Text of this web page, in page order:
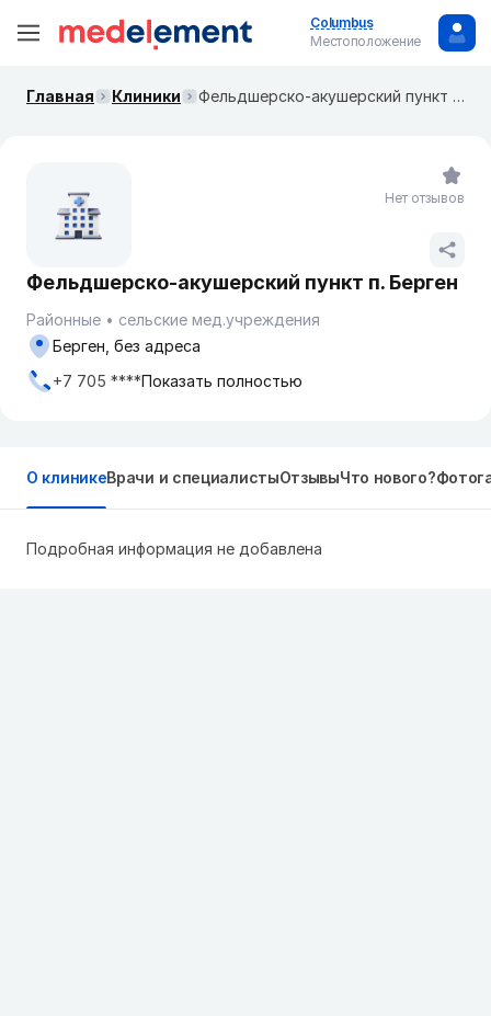
Columbus
Местоположение
Главная Клиники Фельдшерско-акушерский пункт п. Берген
Фельдшерско-акушерский пункт п. Берген
Районные
сельские мед.учреждения
Берген, без адреса
+7 705 ****Показать полностью
Нет отзывов
О клиникеВрачи и специалистыОтзывыЧто нового?
Подробная информация не добавлена